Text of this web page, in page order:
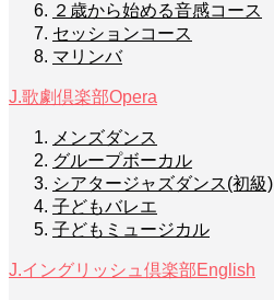
２歳から始める音感コース
セッションコース
マリンバ
J.歌劇倶楽部Opera
メンズダンス
グループボーカル
シアタージャズダンス(初級)
子どもバレエ
子どもミュージカル
J.イングリッシュ倶楽部English